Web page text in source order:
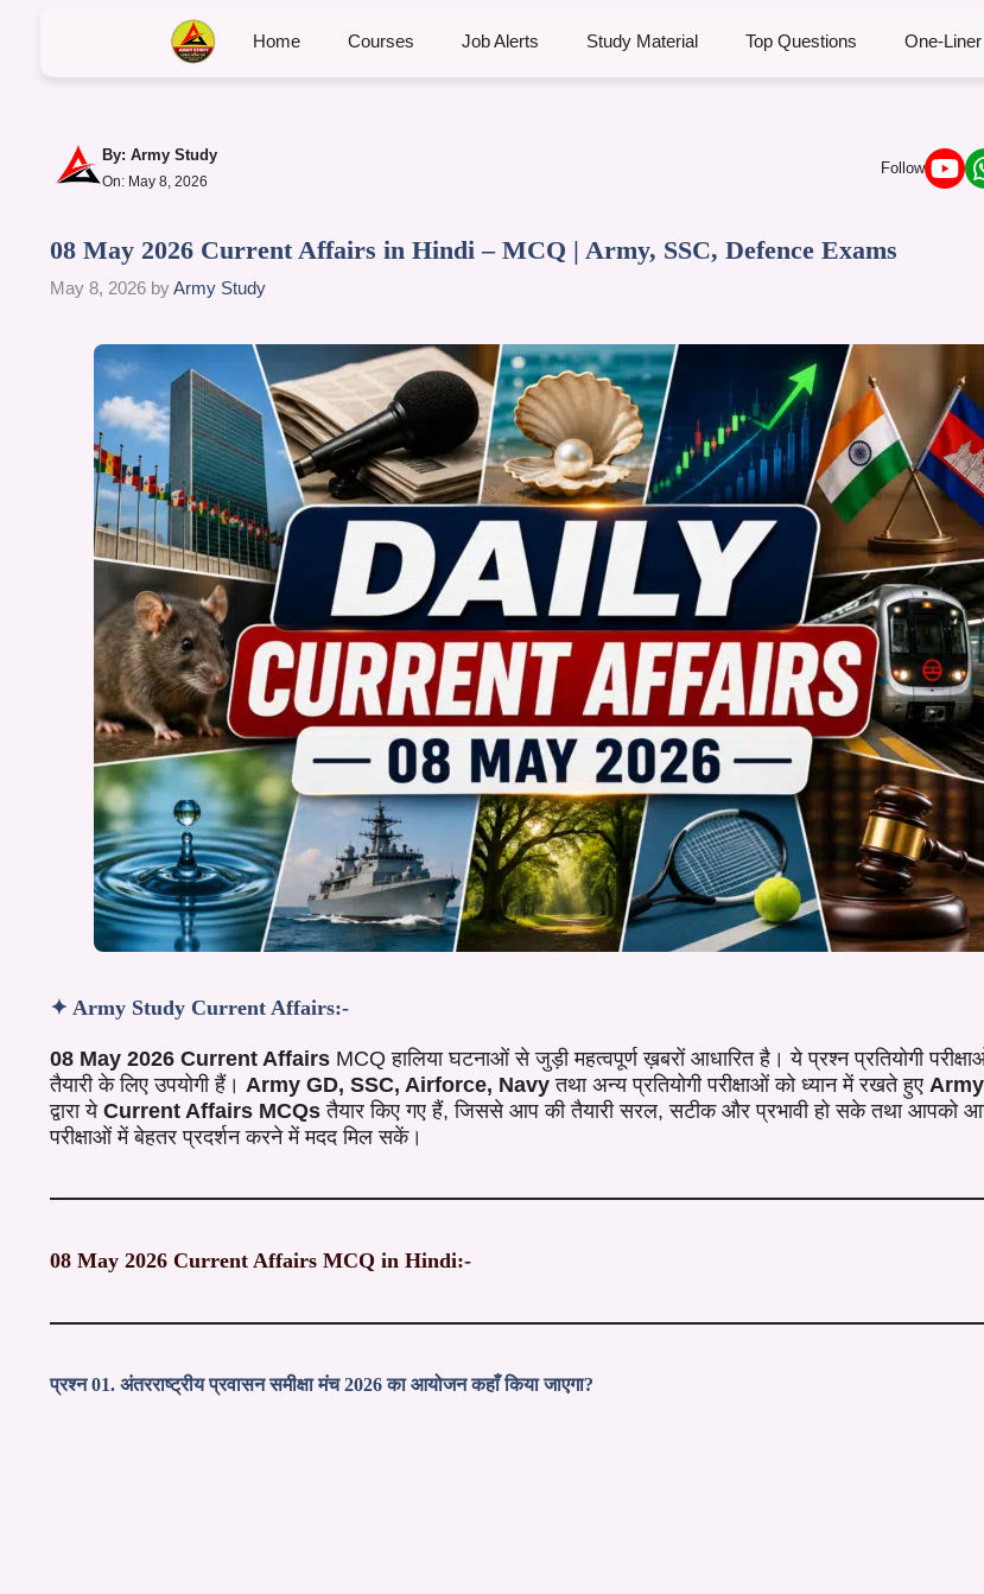
Home Courses Job Alerts Study Material Top Questions One-Liner
By: Army Study
On: May 8, 2026
Follow
08 May 2026 Current Affairs in Hindi – MCQ | Army, SSC, Defence Exams
May 8, 2026 byArmy Study
✦ Army Study Current Affairs:-
08 May 2026 Current Affairs MCQ हालिया घटनाओं से जुड़ी महत्वपूर्ण ख़बरों आधारित है। ये प्रश्न प्रतियोगी
तैयारी के लिए उपयोगी हैं। Army GD, SSC, Airforce, Navy तथा अन्य प्रतियोगी परीक्षाओं को ध्यान में रखते हुए
द्वारा ये Current Affairs MCQs तैयार किए गए हैं, जिससे आप की तैयारी सरल, सटीक और प्रभावी हो सके तथा आपको
परीक्षाओं में बेहतर प्रदर्शन करने में मदद मिल सकें।
08 May 2026 Current Affairs MCQ in Hindi:-
प्रश्न 01. अंतरराष्ट्रीय प्रवासन समीक्षा मंच 2026 का आयोजन कहाँ किया जाएगा?